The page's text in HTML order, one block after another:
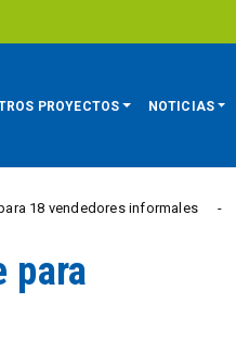
PROYECTOS NOTICIAS
informales REGIÓN
para